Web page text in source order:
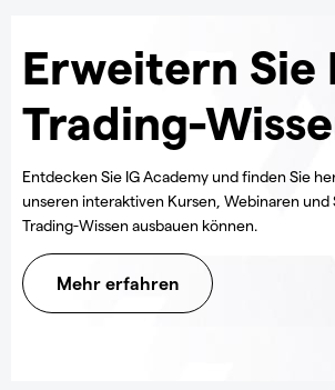
Erweitern Sie
Trading-
Entdecken Sie IG Academy und finden Sie
unseren interaktiven Kursen, Webinaren und
Trading-Wissen ausbauen können.
Mehr erfahren